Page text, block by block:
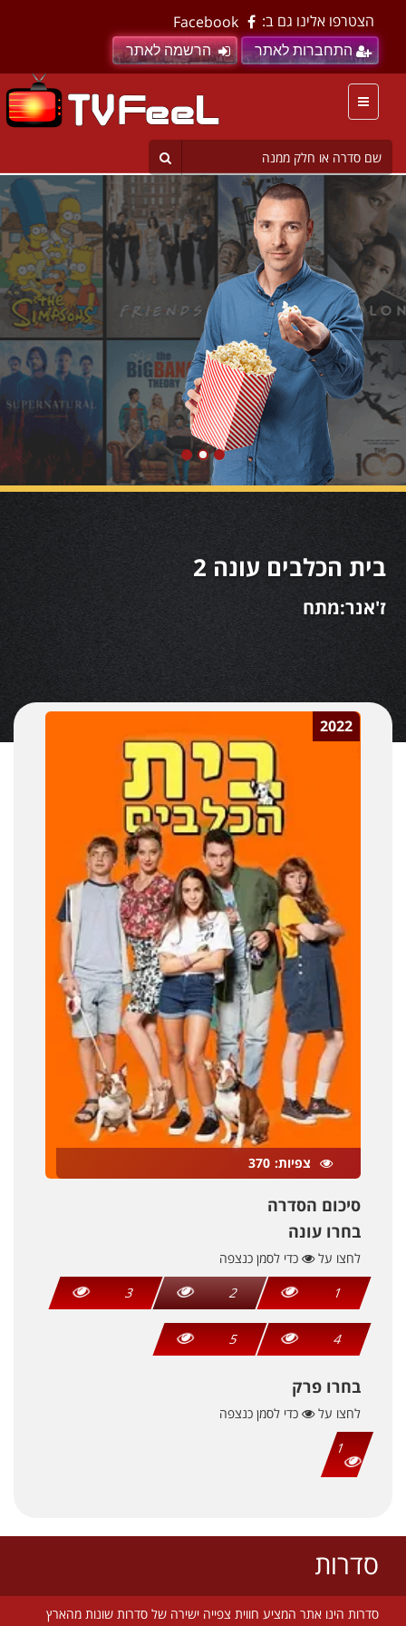
הצטרפו אלינו גם ב: Facebook
התחברות לאתר הרשמה לאתר
בית הכלבים עונה 2
ז'אנר:מתח
2022
צפיות 370
סיכום הסדרה
בחרו עונה
לחצו על
כדי לסמן כנצפה
1
2
3
4
5
בחרו פרק
לחצו על
כדי לסמן כנצפה
1
סדרות
סדרות הינו אתר המציע חווית צפייה ישירה של סדרות שונות מהארץ